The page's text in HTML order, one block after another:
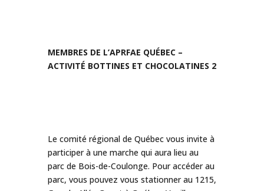
MEMBRES DE L’APRFAE QUÉBEC –
ACTIVITÉ BOTTINES ET CHOCOLATINES 2
Le comité régional de Québec vous invite à
participer à une marche qui aura lieu au
parc de Bois-de-Coulonge. Pour accéder au
parc, vous pouvez vous stationner au 1215,